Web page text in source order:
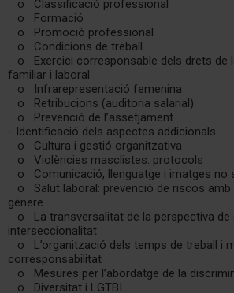
o Classificació professional
o Formació
o Promoció professional
o Condicions de treball
o Exercici corresponsable dels drets de
familiar i laboral
o Infrarepresentació femenina
o Retribucions (auditoria salarial)
o Prevenció de l’assetjament
- Identificació dels aspectes addicionals:
o Cultura i gestió organitzativa
o Violències masclistes: protocols
o Comunicació, llenguatge i imatges no
o Salut laboral: prevenció de riscos amb
gènere
o La transversalitat de la perspectiva de
interseccionalitat
o L’organització dels temps de treball i
corresponsabilitat
o Mesures per l’abordatge de la
o Diversitat i LGTBI